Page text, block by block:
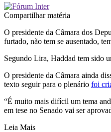
Compartilhar matéria
O presidente da Câmara dos
furtado, não tem se ausentado,
Segundo Lira, Haddad tem sido
O presidente da Câmara ainda
texto seguir para o plenário foi
“É muito mais difícil um tema
em tese no Senado vai ser
Leia Mais